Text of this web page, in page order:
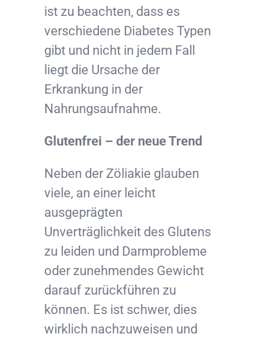
ist zu beachten, dass es
verschiedene Diabetes Typen
gibt und nicht in jedem Fall
liegt die Ursache der
Erkrankung in der
Nahrungsaufnahme.
Glutenfrei – der neue Trend
Neben der Zöliakie glauben
viele, an einer leicht
ausgeprägten
Unverträglichkeit des Glutens
zu leiden und Darmprobleme
oder zunehmendes Gewicht
darauf zurückführen zu
können. Es ist schwer, dies
wirklich nachzuweisen und